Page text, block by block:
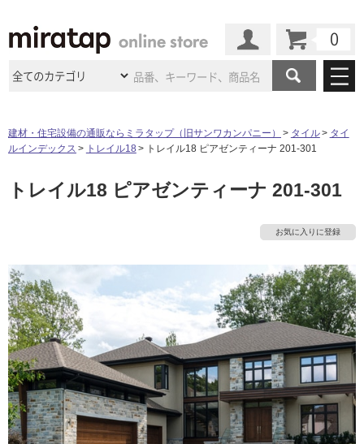
商品カテゴリ
キッチン 浴室（風呂・
トイレ
扉
エクステリア （外構）
ウッドデッキ フローリング・床材
収納 インテリア・家具
照明 ペット用品
内装用建材 パネル・壁材
施工事例
施工事例 法人案件納入事例
インタビュー
店舗・施設事例
ショールーム
ショールーム
ショールーム ショールーム
名古屋ショールーム 京都ショールーム
福岡ショールーム 札幌スマートショールー
ム
横浜スマートショールー
ム
ウェルビーみのおHDC
BOX
サポート
ご利用ガイド 初めての方へ
よくある質問 お問い合わせ
修理お問い合わせ クレーム公開
説明書・図面検索 水まわり 3年保証
その他サービス
ミラタップと
創る家
ASOLIE
工事会社紹介Coziコンシ
ェルジュ
自分らしい家づくり
SUVACO
最高のリノベ会社がみつ
かるリノベりす
建材・住宅設備の通販ならミラタップ（旧サンワカンパニー） タイル
タイ
ルインデックス
トレイル18 トレイル18 ピアゼンティーナ 201-301
トレイル18 ピアゼンティーナ 201-301
お気に入りに登録